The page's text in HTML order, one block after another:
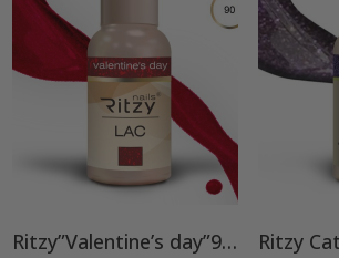
Ritzy”Valentine’s day”90, geelilakka TPO vapaa